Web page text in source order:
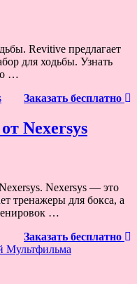
Revitive предлагает
для ходьбы. Узнать
…
Заказать бесплатно
Nexersys
Nexersys — это
тренажеры для бокса, а
…
Заказать бесплатно